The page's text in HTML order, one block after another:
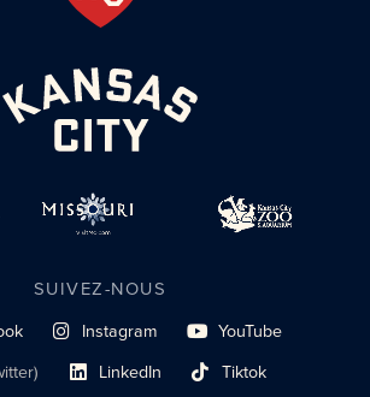
SUIVEZ-NOUS
social Instagram
lien vers le profil social YouTube
lien vers le profil social
profil socialLinkedIn
lien vers le profil socialTiktok
lien vers le profil social